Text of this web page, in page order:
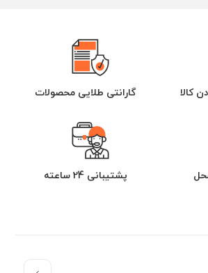
کالا گارانتی طلایی محصولات
پشتیبانی 24 ساعته